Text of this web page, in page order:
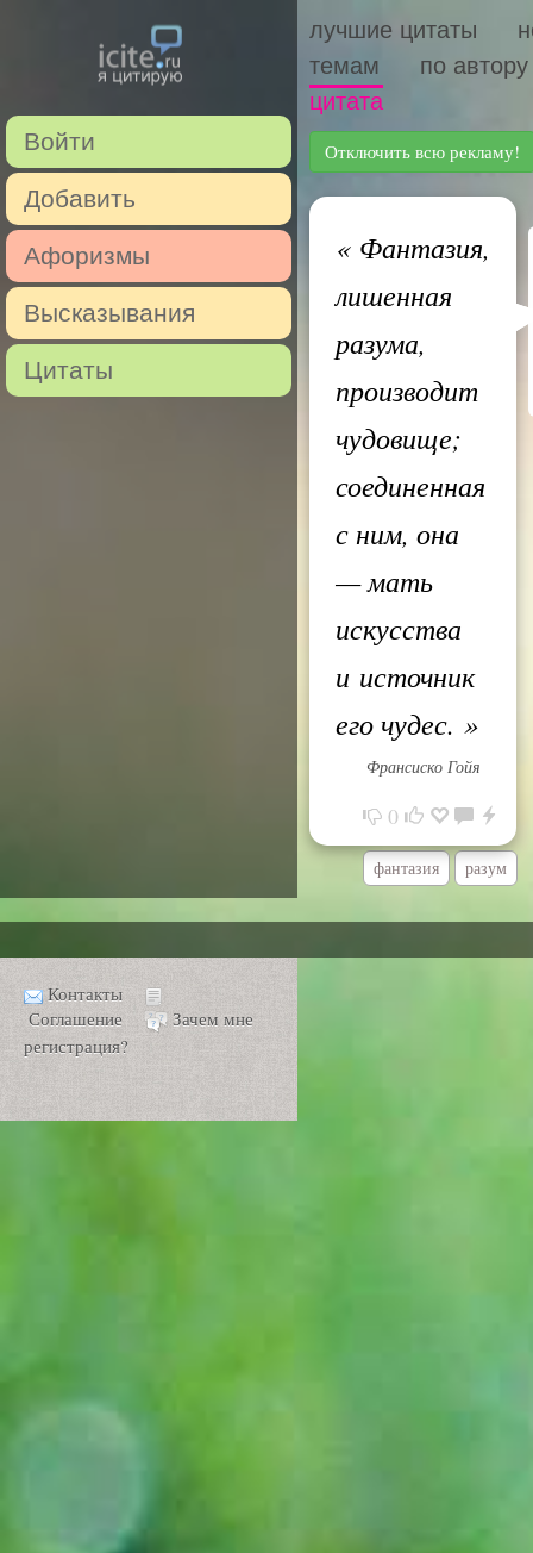
Войти
Добавить
Афоризмы
Высказывания
Цитаты
лучшие цитаты
темам
по автору
цитата
Отключить всю рекламу!
«Фантазия,
лишенная
разума,
производит
чудовище;
соединенная
с ним, она
— мать
искусства
и источник
его чудес. »
Франсиско Гойя
0
фантазия разум
Контакты
Соглашение
Зачем мне
регистрация?